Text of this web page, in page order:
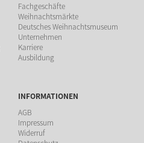
Fachgeschäfte
Weihnachtsmärkte
Deutsches Weihnachtsmuseum
Unternehmen
Karriere
Ausbildung
INFORMATIONEN
AGB
Impressum
Widerruf